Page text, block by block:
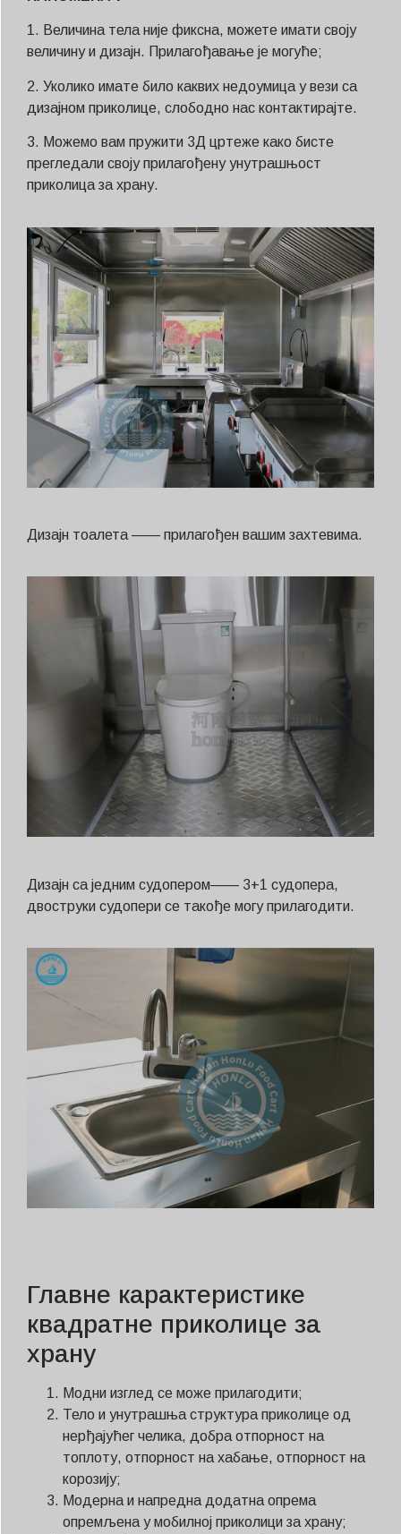
1. Величина тела није фиксна, можете имати своју
величину и дизајн. Прилагођавање је могуће;
2. Уколико имате било каквих недоумица у вези са
дизајном приколице, слободно нас контактирајте.
3. Можемо вам пружити 3Д цртеже како бисте
прегледали своју прилагођену унутрашњост
приколица за храну.
Дизајн тоалета —— прилагођен вашим захтевима.
Дизајн са једним судопером—— 3+1 судопера,
двоструки судопери се такође могу прилагодити.
Главне карактеристике
квадратне приколице за
храну
Модни изглед се може прилагодити;
Тело и унутрашња структура приколице од
нерђајућег челика, добра отпорност на
топлоту, отпорност на хабање, отпорност на
корозију;
Модерна и напредна додатна опрема
опремљена у мобилној приколици за храну;